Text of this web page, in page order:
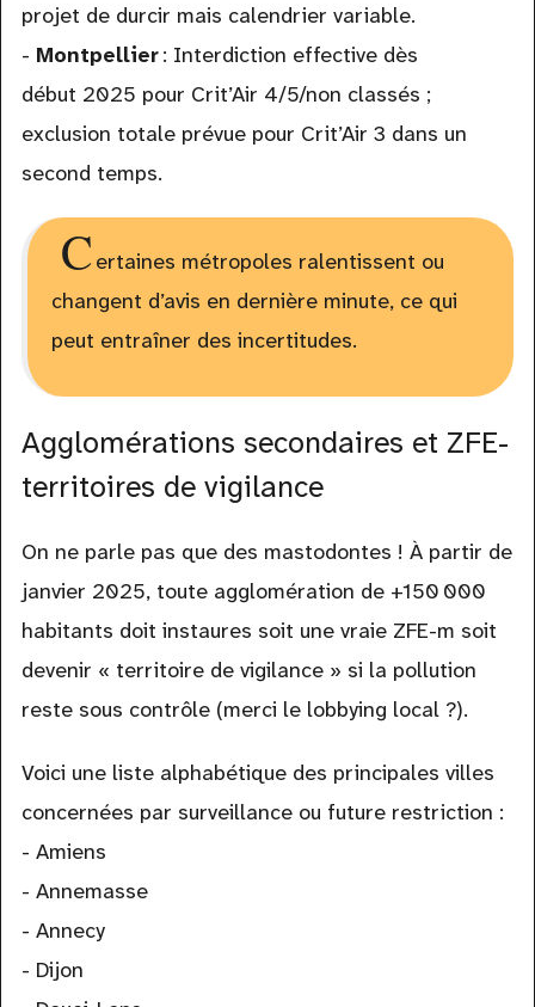
projet de durcir mais calendrier variable.
- Montpellier: Interdiction effective dès
début 2025 pour Crit’Air 4/5/non classés ;
exclusion totale prévue pour Crit’Air 3 dans un
second temps.
C ertaines métropoles ralentissent ou
changent d’avis en dernière minute, ce qui
peut entraîner des incertitudes.
Agglomérations secondaires et ZFE-
territoires de vigilance
On ne parle pas que des mastodontes ! À partir de
janvier 2025, toute agglomération de +150 000
habitants doit instaures soit une vraie ZFE-m soit
devenir « territoire de vigilance » si la pollution
reste sous contrôle (merci le lobbying local ?).
Voici une liste alphabétique des principales villes
concernées par surveillance ou future restriction :
- Amiens
- Annemasse
- Annecy
- Dijon